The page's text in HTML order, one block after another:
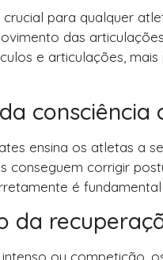
crucial para qualquer
das
e articulações,
consciência
ensina os atletas a
conseguem corrigir
é
da
ou competição,